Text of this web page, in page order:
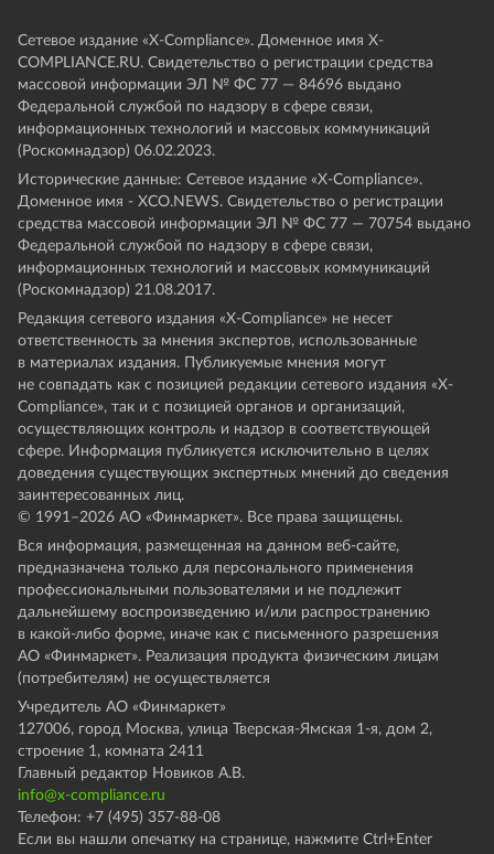
Сетевое издание «Х-Compliance». Доменное имя X-
COMPLIANCE.RU. Свидетельство о регистрации средства
массовой информации ЭЛ № ФС 77 — 84696 выдано
Федеральной службой по надзору в сфере связи,
информационных технологий и массовых коммуникаций
(Роскомнадзор) 06.02.2023.
Исторические данные: Сетевое издание «Х-Compliance».
Доменное имя - XCO.NEWS. Свидетельство о регистрации
средства массовой информации ЭЛ № ФС 77 — 70754 выдано
Федеральной службой по надзору в сфере связи,
информационных технологий и массовых коммуникаций
(Роскомнадзор) 21.08.2017.
Редакция сетевого издания «X-Compliance» не несет
ответственность за мнения экспертов, использованные
в материалах издания. Публикуемые мнения могут
не совпадать как с позицией редакции сетевого издания «X-
Compliance», так и с позицией органов и организаций,
осуществляющих контроль и надзор в соответствующей
сфере. Информация публикуется исключительно в целях
доведения существующих экспертных мнений до сведения
заинтересованных лиц.
© 1991–2026 АО «Финмаркет». Все права защищены.
Вся информация, размещенная на данном веб-сайте,
предназначена только для персонального применения
профессиональными пользователями и не подлежит
дальнейшему воспроизведению и/или распространению
в какой-либо форме, иначе как с письменного разрешения
АО «Финмаркет». Реализация продукта физическим лицам
(потребителям) не осуществляется
Учредитель АО «Финмаркет»
127006, город Москва, улица Тверская-Ямская 1-я, дом 2,
строение 1, комната 2411
Главный редактор Новиков А.В.
info@x-compliance.ru
Телефон: +7 (495) 357-88-08
Если вы нашли опечатку на странице, нажмите Ctrl+Enter